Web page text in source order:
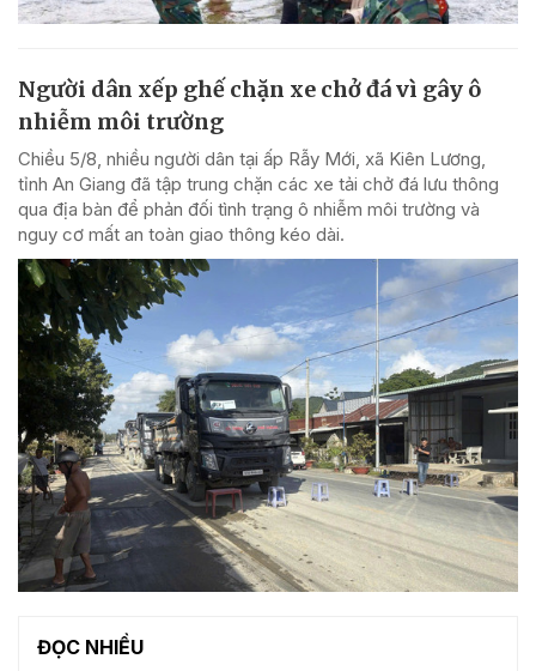
Người dân xếp ghế chặn xe chở đá vì gây ô
nhiễm môi trường
Chiều 5/8, nhiều người dân tại ấp Rẫy Mới, xã Kiên Lương,
tỉnh An Giang đã tập trung chặn các xe tải chở đá lưu thông
qua địa bàn để phản đối tình trạng ô nhiễm môi trường và
nguy cơ mất an toàn giao thông kéo dài.
ĐỌC NHIỀU